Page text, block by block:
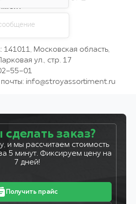
Московская область,
ул., стр. 17
55-01
info@stroyassortiment.ru
сделать заказ?
и мы рассчитаем стоимость
5 минут. Фиксируем цену на
7 дней!
Получить прайс